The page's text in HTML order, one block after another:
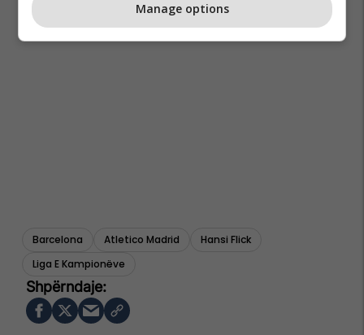
Barcelona Atletico Madrid
Hansi Flick
Liga E Kampionëve
Manage options